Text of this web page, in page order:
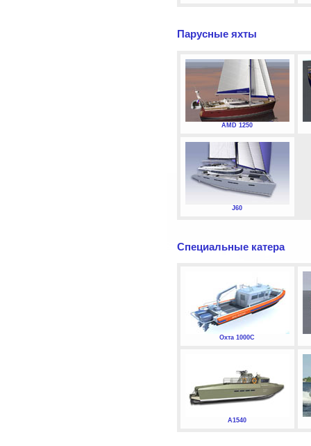
Парусные яхты
AMD 1250
J60
Специальные катера
Охта 1000С
А1540